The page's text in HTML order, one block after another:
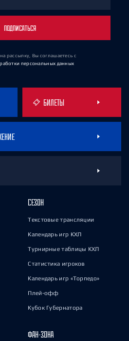
ПОДПИСАТЬСЯ
рассылку, Вы соглашаетесь с
персональных данных
БИЛЕТЫ
СЕЗОН
Текстовые трансляции
Календарь игр КХЛ
Турнирные таблицы КХЛ
Статистика игроков
Календарь игр «Торпедо»
Плей-офф
Кубок Губернатора
ФАН-ЗОНА